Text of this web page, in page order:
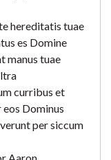
hereditatis tuae
es Domine
manus tuae
curribus et
Dominus
per siccum
Aaron